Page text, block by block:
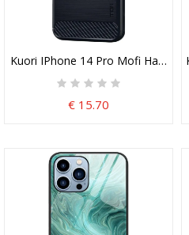
Kuori IPhone 14 Pro Mofi Harjattu
€ 15.70